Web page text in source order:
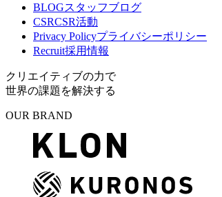
BLOGスタッフブログ
CSRCSR活動
Privacy Policyプライバシーポリシー
Recruit採用情報
クリエイティブの力で
世界の課題を解決する
OUR BRAND